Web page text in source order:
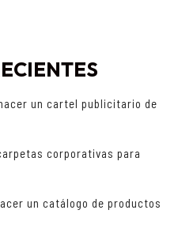
un cartel publicitario de
corporativas para
un catálogo de productos